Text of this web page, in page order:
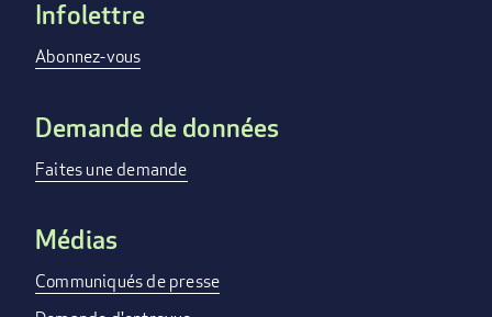
FOOTER
MENU
Infolettre
Abonnez-vous
Demande de données
Faites une demande
Médias
Communiqués de presse